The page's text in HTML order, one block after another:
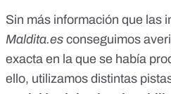
Sin más información que las
Maldita.es conseguimos
exacta en la que se había
ello, utilizamos distintas